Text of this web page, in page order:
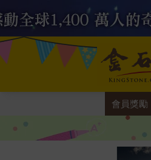
會員獎勵